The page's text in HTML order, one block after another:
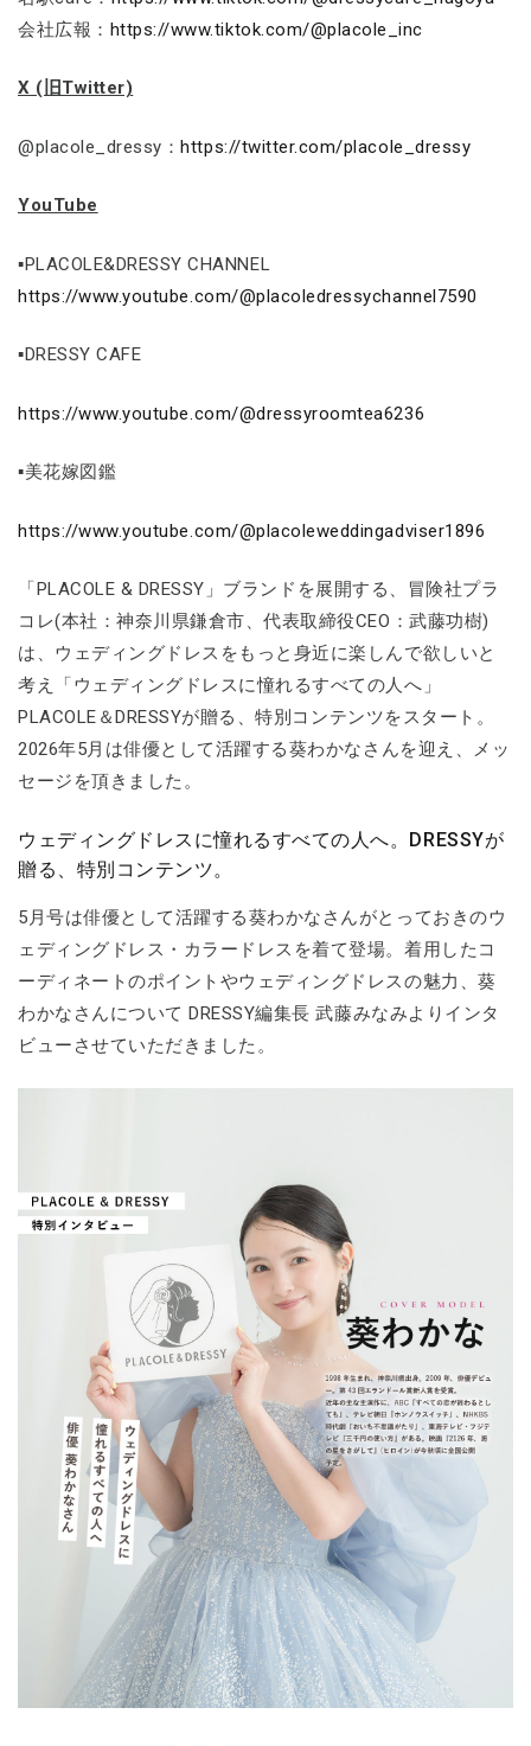
会社広報： https://www.tiktok.com/@placole_inc
X (旧Twitter)
@placole_dressy：https://twitter.com/placole_dressy
YouTube
▪PLACOLE&DRESSY CHANNEL
https://www.youtube.com/@placoledressychannel7590
▪DRESSY CAFE
https://www.youtube.com/@dressyroomtea6236
▪美花嫁図鑑
https://www.youtube.com/@placoleweddingadviser1896
「PLACOLE & DRESSY」ブランドを展開する、冒険社プラ
コレ(本社：神奈川県鎌倉市、代表取締役CEO：武藤功樹)
は、ウェディングドレスをもっと身近に楽しんで欲しいと
考え「ウェディングドレスに憧れるすべての人へ」
PLACOLE＆DRESSYが贈る、特別コンテンツをスタート。
2026年5月は俳優として活躍する葵わかなさんを迎え、メッ
セージを頂きました。
ウェディングドレスに憧れるすべての人へ。DRESSYが
贈る、特別コンテンツ。
5月号は俳優として活躍する葵わかなさんがとっておきのウ
ェディングドレス・カラードレスを着て登場。着用したコ
ーディネートのポイントやウェディングドレスの魅力、葵
わかなさんについて DRESSY編集長 武藤みなみよりインタ
ビューさせていただきました。